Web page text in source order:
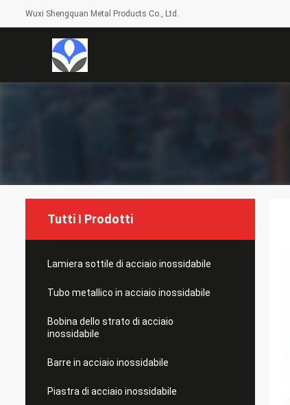
Wuxi Shengquan Metal Products Co., Ltd.
Tutti I Prodotti
Lamiera sottile di acciaio inossidabile
Tubo metallico in acciaio inossidabile
Bobina dello strato di acciaio
inossidabile
Barre in acciaio inossidabile
Piastra di acciaio inossidabile